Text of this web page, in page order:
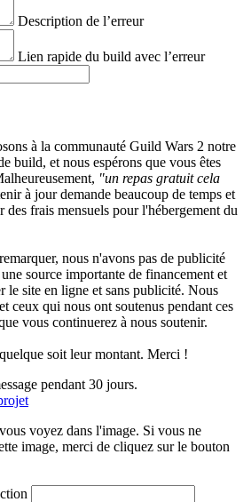
Description de l’erreur
Lien rapide du build avec l’erreur
à la communauté Guild Wars 2 notre
build, et nous espérons que vous êtes
"un repas gratuit cela
à jour demande beaucoup de temps et
frais mensuels pour l'hébergement du
nous n'avons pas de publicité
source importante de financement et
le site en ligne et sans publicité. Nous
ceux qui nous ont soutenus pendant ces
vous continuerez à nous soutenir.
soit leur montant. Merci !
pendant 30 jours.
voyez dans l'image. Si vous ne
image, merci de cliquez sur le bouton